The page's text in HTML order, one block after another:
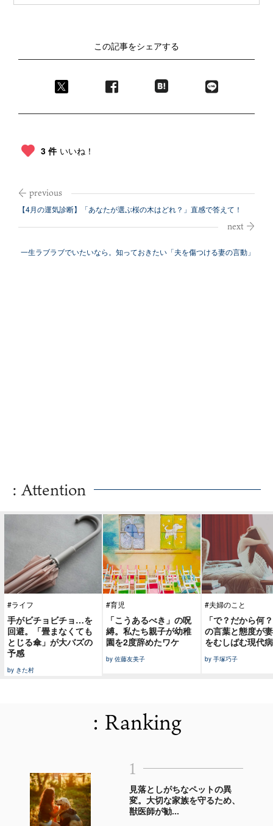
この記事をシェアする
3 件 いいね！
【4月の運気診断】「あなたが選ぶ桜の木はどれ？」直感で答えて！
一生ラブラブでいたいなら。知っておきたい「夫を傷つける妻の言動」
: Attention
#ライフ
手がビチョビチョ…を
回避。「畳まなくても
とじる傘」が大バズの
予感
by きた村
#育児
「こうあるべき」の呪
縛。私たち親子が幼稚
園を2度辞めたワケ
by 佐藤友美子
#夫婦のこと
「で？だから何
の言葉と態度が
をむしばむ現代病
by 手塚巧子
: Ranking
1
見落としがちなペットの異
変。大切な家族を守るため、
獣医師が勧...